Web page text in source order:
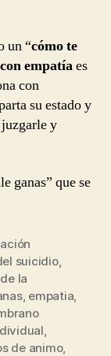
un “cómo te
empatíaes
con
su estado y
y
ganas” que se
suicidio,
la
, empatia
de animo,